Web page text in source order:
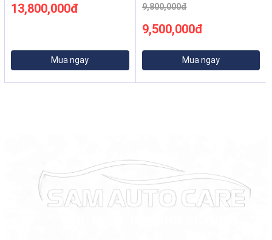
13,800,000đ
Mua ngay
9,500,000đ
9,800,000đ
Mua ngay